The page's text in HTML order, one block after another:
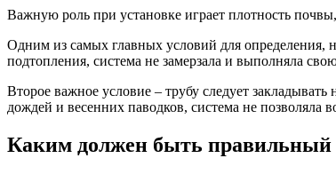
Важную роль при установке играет плотность
Одним из самых главных условий для определения,
подтопления, система не замерзала и выполняла
Второе важное условие – трубу следует
дождей и весенних паводков, система не позволяла
Каким должен быть правильный